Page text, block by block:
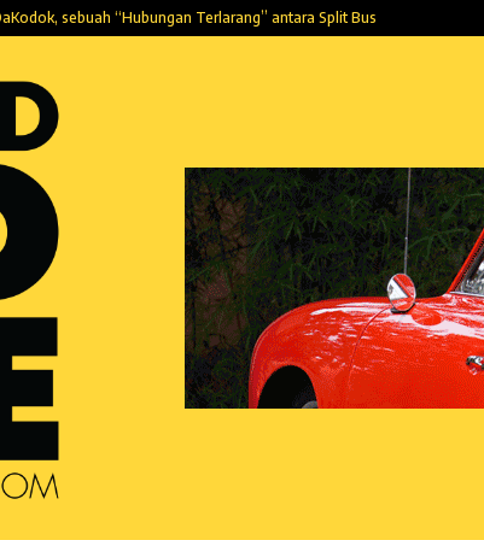
sebuah “Hubungan Terlarang” antara Split Bus…